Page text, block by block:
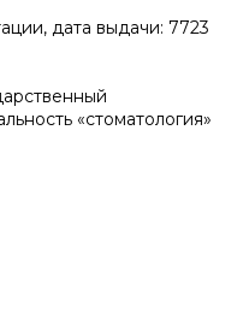
дата выдачи: 7723
«стоматология»